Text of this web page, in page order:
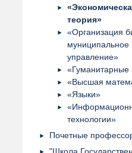
теория»
«Организация
муниципальное
управление»
«Гуманитарные
«Высшая
«Языки»
технологии»
Почетные